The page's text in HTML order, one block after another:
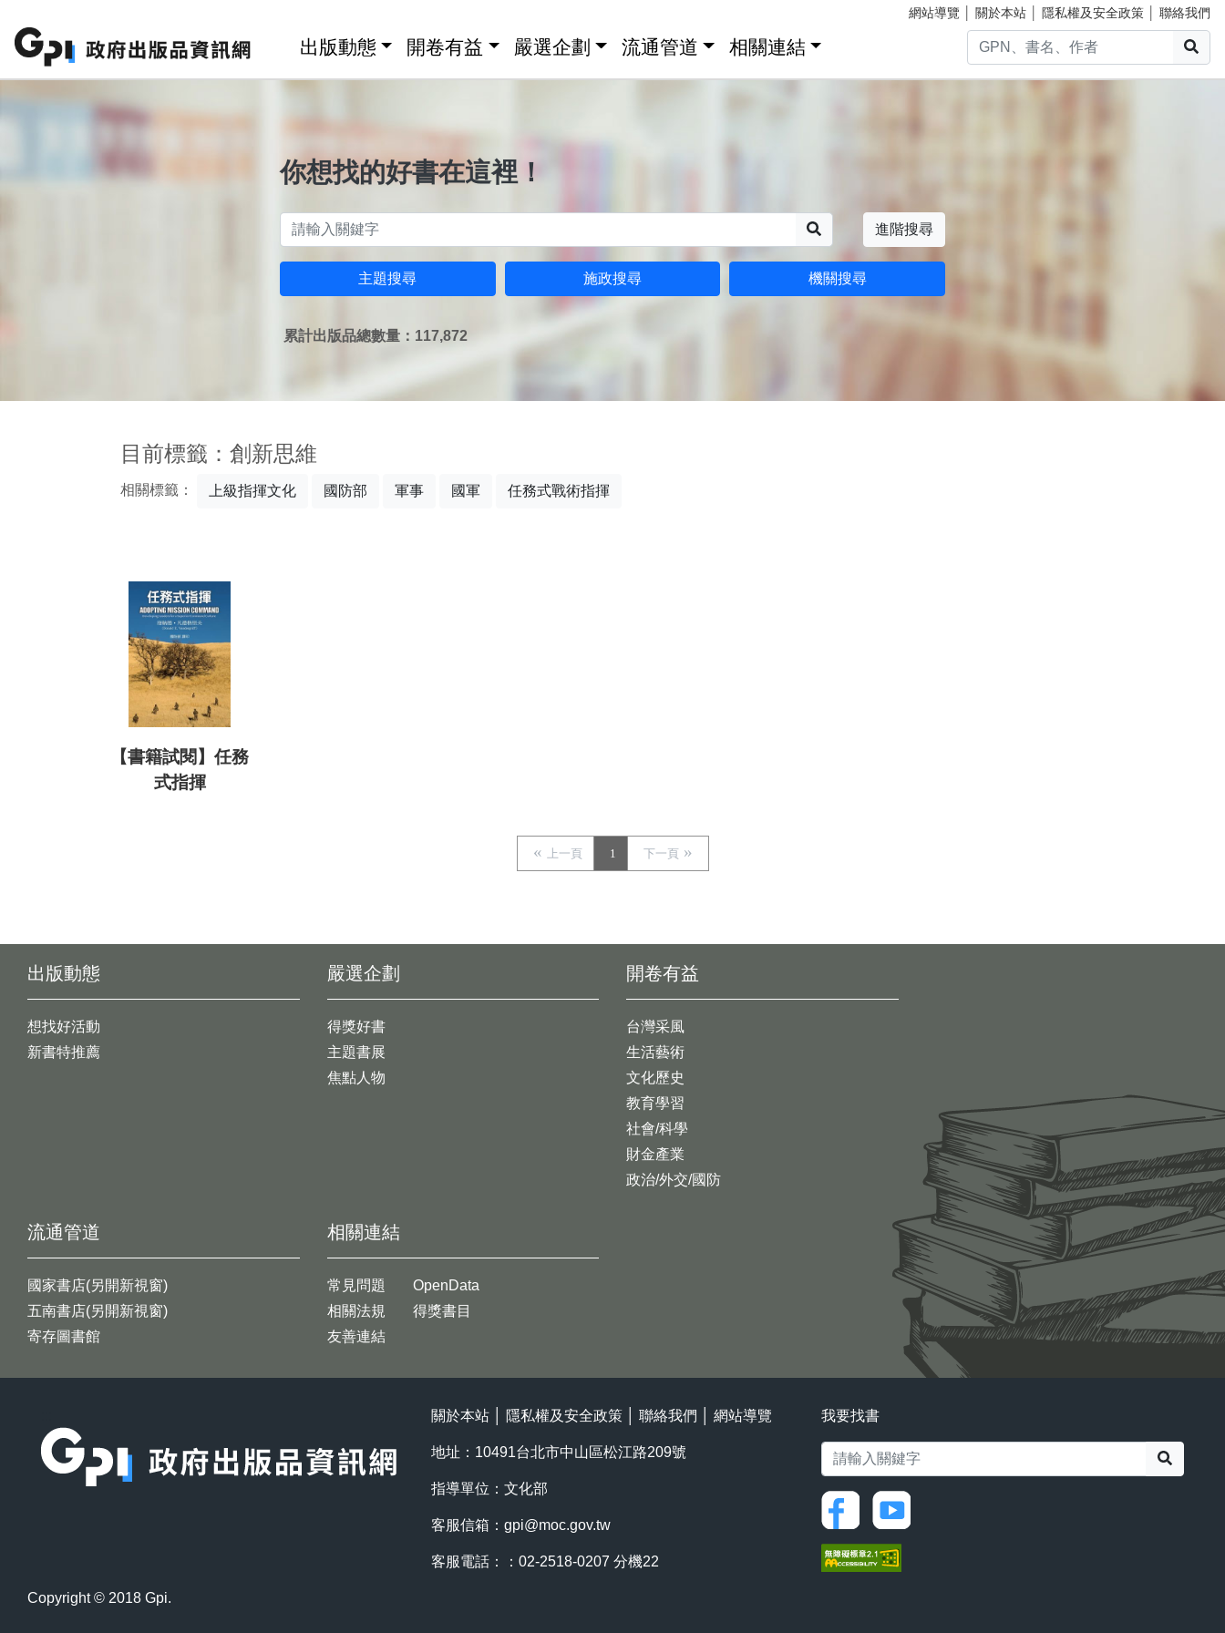
網站導覽 關於本站 隱私權及安全政策 聯絡我們
出版動態 開卷有益 嚴選企劃 流通管道 相關連結
你想找的好書在這裡！
進階搜尋
主題搜尋 施政搜尋 機關搜尋
累計出版品總數量：117,872
目前標籤：創新思維
相關標籤： 上級指揮文化 國防部 軍事 國軍 任務式戰術指揮
【書籍試閱】任務
式指揮
上一頁 1 下一頁
出版動態
想找好活動
新書特推薦
開卷有益
台灣采風
生活藝術
文化歷史
教育學習
社會/科學
財金產業
政治/外交/國防
嚴選企劃
得獎好書
主題書展
焦點人物
流通管道
國家書店(另開新視窗)
五南書店(另開新視窗)
寄存圖書館
相關連結
常見問題
相關法規
友善連結
OpenData
得獎書目
關於本站 隱私權及安全政策 聯絡我們 網站導覽
地址：10491台北市中山區松江路209號
指導單位：文化部
客服信箱： gpi@moc.gov.tw
客服電話：：02-2518-0207 分機22
我要找書
Copyright © 2018 Gpi.